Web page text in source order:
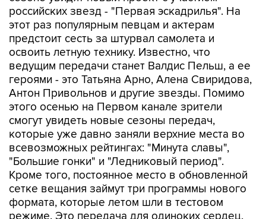
российских звезд - "Первая эскадрилья". На
этот раз популярным певцам и актерам
предстоит сесть за штурвал самолета и
освоить летную технику. Известно, что
ведущим передачи станет Валдис Пельш, а ее
героями - это Татьяна Арно, Алена Свиридова,
Антон Привольнов и другие звезды. Помимо
этого осенью на Первом канале зрители
смогут увидеть новые сезоны передач,
которые уже давно заняли верхние места во
всевозможных рейтингах: "Минута славы",
"Большие гонки" и "Ледниковый период".
Кроме того, постоянное место в обновленной
сетке вещания займут три программы нового
формата, которые летом шли в тестовом